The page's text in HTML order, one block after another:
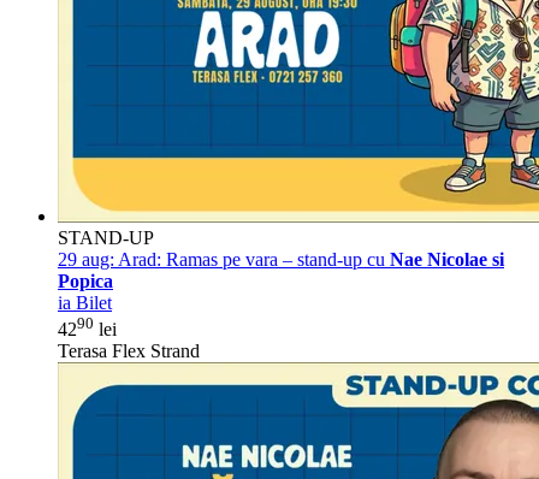
STAND-UP
29 aug: Arad: Ramas pe vara – stand-up cu Nae Nicolae si
Popica
ia Bilet
4290 lei
Terasa Flex Strand